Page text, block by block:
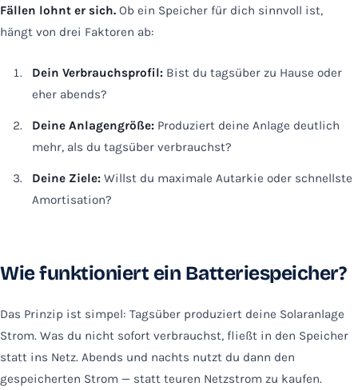
Fällen lohnt er sich. Ob ein Speicher für dich sinnvoll ist,
hängt von drei Faktoren ab:
Dein Verbrauchsprofil: Bist du tagsüber zu Hause oder
eher abends?
Deine Anlagengröße: Produziert deine Anlage deutlich
mehr, als du tagsüber verbrauchst?
Deine Ziele: Willst du maximale Autarkie oder schnellste
Amortisation?
Wie funktioniert ein Batteriespeicher?
Das Prinzip ist simpel: Tagsüber produziert deine Solaranlage
Strom. Was du nicht sofort verbrauchst, fließt in den Speicher
statt ins Netz. Abends und nachts nutzt du dann den
gespeicherten Strom — statt teuren Netzstrom zu kaufen.